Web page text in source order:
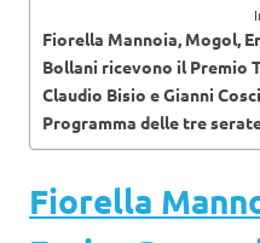
Fiorella Mannoia, Mogol,
Bollani ricevono il Premio
Claudio Bisio e Gianni
Programma delle tre
Fiorella